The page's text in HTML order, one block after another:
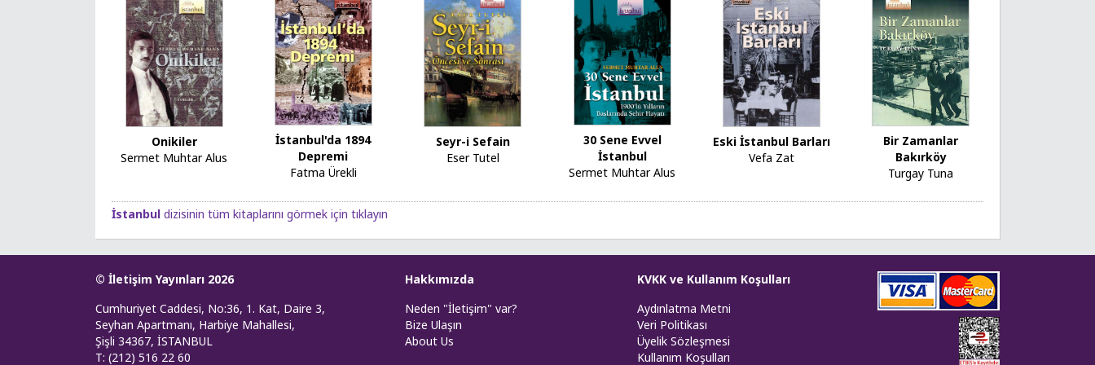
Onikiler
Sermet Muhtar Alus
İstanbul'da 1894
Depremi
Fatma Ürekli
Seyr-i Sefain
Eser Tutel
30 Sene Evvel
İstanbul
Sermet Muhtar Alus
Eski İstanbul Barları
Vefa Zat
Bir Zamanlar
Bakırköy
Turgay Tuna
İstanbul dizisinin tüm kitaplarını görmek için tıklayın
© İletişim Yayınları 2026
Cumhuriyet Caddesi, No:36, 1. Kat, Daire 3,
Seyhan Apartmanı, Harbiye Mahallesi,
Şişli 34367, İSTANBUL
T: (212) 516 22 60
Hakkımızda
Neden "İletişim" var?
Bize Ulaşın
About Us
KVKK ve Kullanım Koşulları
Aydınlatma Metni
Veri Politikası
Üyelik Sözleşmesi
Kullanım Koşulları